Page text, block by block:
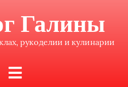
Галины
рукоделии и кулинарии